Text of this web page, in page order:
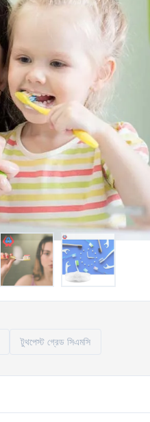
টুথপেস্ট গ্রেড সিএমসি